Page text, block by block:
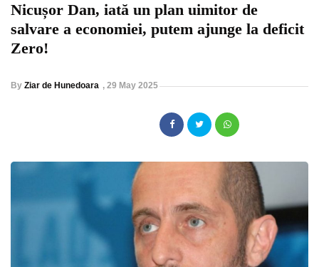
Nicușor Dan, iată un plan uimitor de
salvare a economiei, putem ajunge la deficit
Zero!
By Ziar de Hunedoara , 29 May 2025